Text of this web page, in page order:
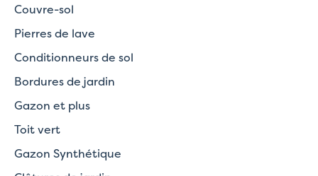
Couvre-sol
Pierres de lave
Conditionneurs de sol
Bordures de jardin
Gazon et plus
Toit vert
Gazon Synthétique